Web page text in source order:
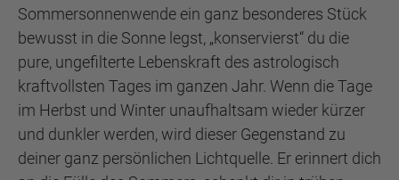
Sommersonnenwende ein ganz besonderes Stück
bewusst in die Sonne legst, „konservierst“ du die
pure, ungefilterte Lebenskraft des astrologisch
kraftvollsten Tages im ganzen Jahr. Wenn die Tage
im Herbst und Winter unaufhaltsam wieder kürzer
und dunkler werden, wird dieser Gegenstand zu
deiner ganz persönlichen Lichtquelle. Er erinnert dich